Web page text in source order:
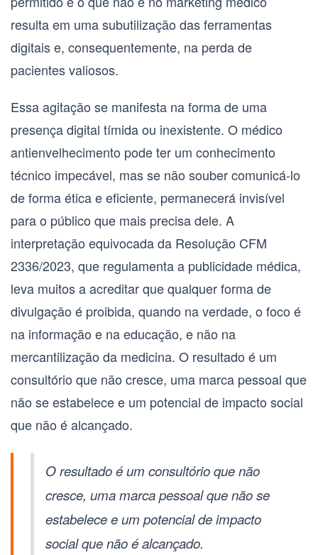
resulta em uma subutilização das ferramentas
digitais e, consequentemente, na perda de
pacientes valiosos.
Essa agitação se manifesta na forma de uma
presença digital tímida ou inexistente. O médico
antienvelhecimento pode ter um conhecimento
técnico impecável, mas se não souber comunicá-lo
de forma ética e eficiente, permanecerá invisível
para o público que mais precisa dele. A
interpretação equivocada da Resolução CFM
2336/2023, que regulamenta a publicidade médica,
leva muitos a acreditar que qualquer forma de
divulgação é proibida, quando na verdade, o foco é
na informação e na educação, e não na
mercantilização da medicina. O resultado é um
consultório que não cresce, uma marca pessoal que
não se estabelece e um potencial de impacto social
que não é alcançado.
O resultado é um consultório que não
cresce, uma marca pessoal que não se
estabelece e um potencial de impacto
social que não é alcançado.